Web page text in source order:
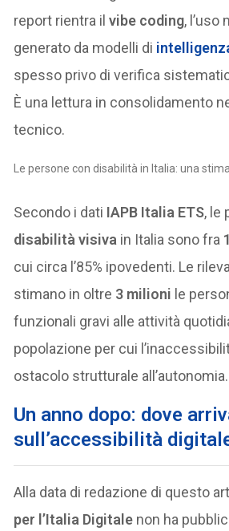
report rientra ilvibe coding, l’uso
generato da modelli di
spesso privo di verifica
È una lettura in consolidamento
tecnico.
Le persone con disabilità in Italia: una stima
Secondo i dati IAPB Italia ETS, le
disabilità visiva in Italia sono fra
cui circa l’85% ipovedenti. Le
stimano in oltre 3 milioni le
funzionali gravi alle attività
popolazione per cui
ostacolo strutturale all’autonomia.
Un anno dopo: dove
sull’accessibilità
Alla data di redazione di questo
per l’Italia Digitale non ha